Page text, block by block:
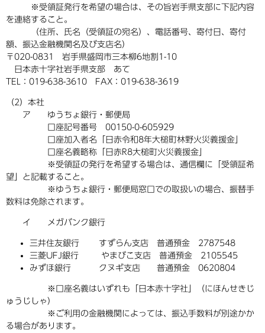
※受領証発行を希望の場合は、その旨岩手県支部に下記内容
を連絡すること。
（住所、氏名（受領証の宛名）、電話番号、寄付日、寄付
額、振込金融機関名及び支店名）
〒020-0831 岩手県盛岡市三本柳6地割1-10
日本赤十字社岩手県支部 あて
TEL：019-638-3610 FAX：019-638-3619
（2）本社
ア ゆうちょ銀行・郵便局
口座記号番号 00150-0-605929
口座加入者名「日赤令和8年大槌町林野火災義援金」
口座名義略称「日赤R8大槌町火災義援金」
※受領証の発行を希望する場合は、通信欄に「受領証希
望」と記載すること。
※ゆうちょ銀行・郵便局窓口での取扱いの場合、振替手
数料は免除されます。
イ メガバンク銀行
三井住友銀行 すずらん支店 普通預金 2787548
三菱UFJ銀行 やまびこ支店 普通預金 2105545
みずほ銀行 クヌギ支店 普通預金 0620804
※口座名義はいずれも「日本赤十字社」（にほんせきじ
ゅうじしゃ）
※ご利用の金融機関によっては、振込手数料が別途かか
る場合があります。